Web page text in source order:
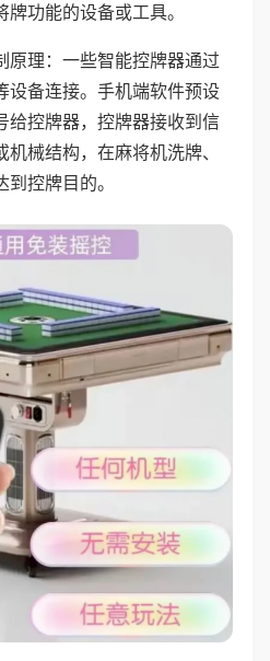
功能的设备或工具。
原理：一些智能控牌器通过
设备连接。手机端软件预设
给控牌器，控牌器接收到信
械结构，在麻将机洗牌、
控牌目的。